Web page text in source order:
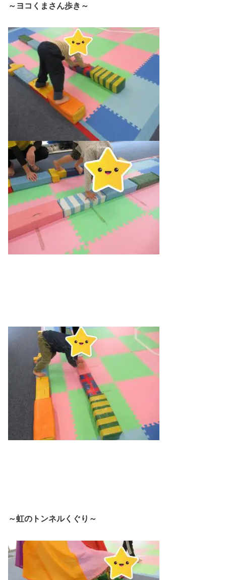
～ヨコくまさん歩き～
～虹のトンネルくぐり～